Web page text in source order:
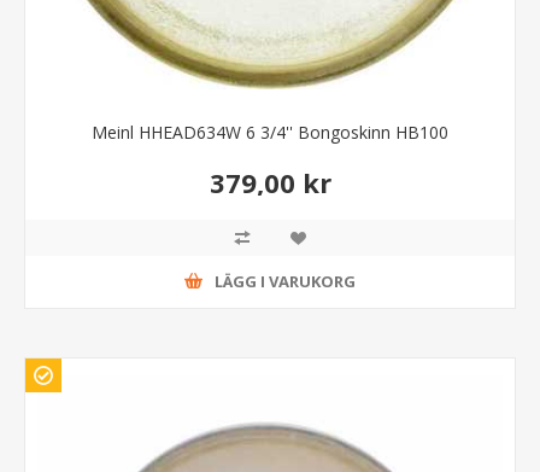
Meinl HHEAD634W 6 3/4'' Bongoskinn HB100
379,00 kr
LÄGG I VARUKORG